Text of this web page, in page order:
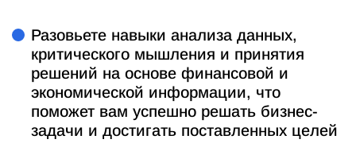
Разовьете навыки анализа данных,
критического мышления и принятия
решений на основе финансовой и
экономической информации, что
поможет вам успешно решать бизнес-
задачи и достигать поставленных целей